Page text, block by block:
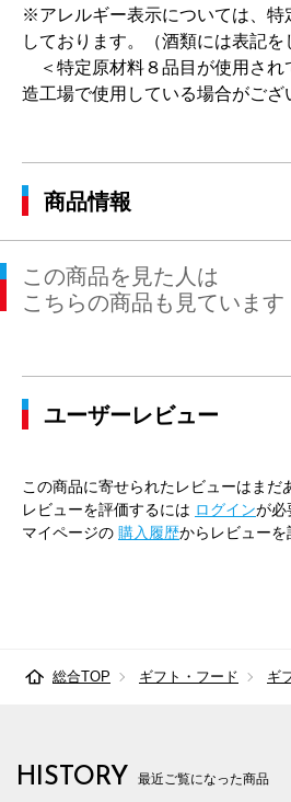
※アレルギー表示については、特
しております。（酒類には表記を
＜特定原材料８品目が使用され
造工場で使用している場合がござ
商品情報
この商品を見た人は
こちらの商品も見ています
ユーザーレビュー
この商品に寄せられたレビューはまだ
レビューを評価するには ログインが必
マイページの 購入履歴からレビューを
総合TOP ギフト・フード ギ
HISTORY 最近ご覧になった商品